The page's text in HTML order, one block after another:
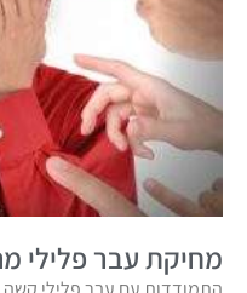
מחיקת עבר פלילי